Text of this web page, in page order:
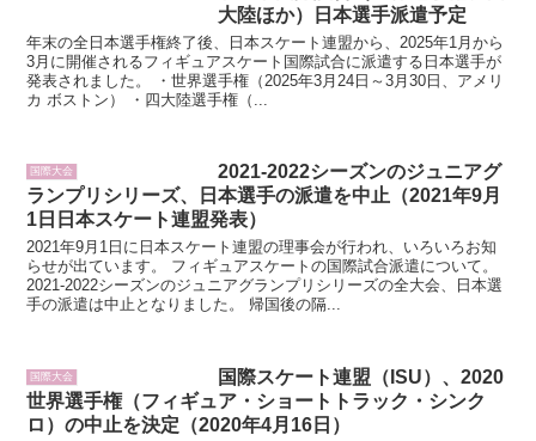
大陸ほか）日本選手派遣予定
年末の全日本選手権終了後、日本スケート連盟から、2025年1月から
3月に開催されるフィギュアスケート国際試合に派遣する日本選手が
発表されました。 ・世界選手権（2025年3月24日～3月30日、アメリ
カ ボストン） ・四大陸選手権（...
国際大会
2021-2022シーズンのジュニアグ
ランプリシリーズ、日本選手の派遣を中止（2021年9月
1日日本スケート連盟発表）
2021年9月1日に日本スケート連盟の理事会が行われ、いろいろお知
らせが出ています。 フィギュアスケートの国際試合派遣について。
2021-2022シーズンのジュニアグランプリシリーズの全大会、日本選
手の派遣は中止となりました。 帰国後の隔...
国際大会
国際スケート連盟（ISU）、2020
世界選手権（フィギュア・ショートトラック・シンク
ロ）の中止を決定（2020年4月16日）